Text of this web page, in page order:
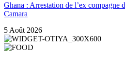
Ghana : Arrestation de l’ex compagne
Camara
5 Août 2026